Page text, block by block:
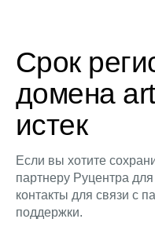
Срок
домена
истек
Если вы хотите
партнеру Руцентра
контакты для связи с
поддержки.